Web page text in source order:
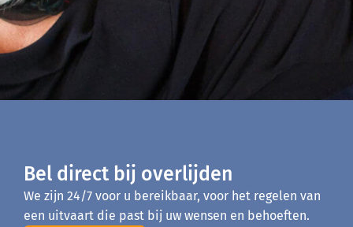
Bel direct bij overlijden
We zijn 24/7 voor u bereikbaar, voor het regelen van
een uitvaart die past bij uw wensen en behoeften.